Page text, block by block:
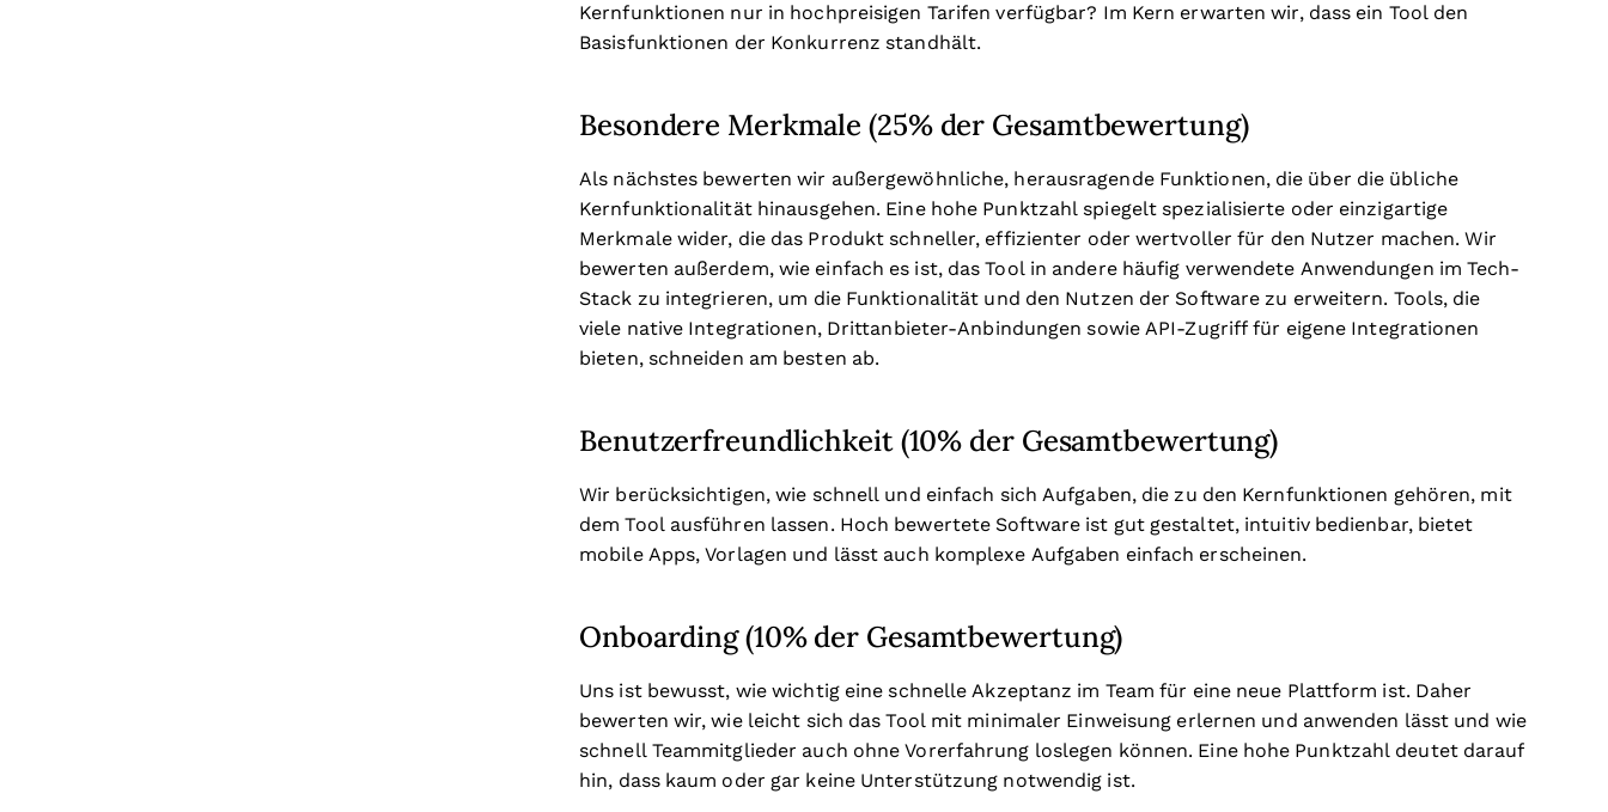
Kernfunktionen nur in hochpreisigen Tarifen verfügbar? Im Kern erwarten wir, dass ein Tool den
Basisfunktionen der Konkurrenz standhält.
Besondere Merkmale (25% der Gesamtbewertung)
Als nächstes bewerten wir außergewöhnliche, herausragende Funktionen, die über die übliche
Kernfunktionalität hinausgehen. Eine hohe Punktzahl spiegelt spezialisierte oder einzigartige
Merkmale wider, die das Produkt schneller, effizienter oder wertvoller für den Nutzer machen. Wir
bewerten außerdem, wie einfach es ist, das Tool in andere häufig verwendete Anwendungen im Tech-
Stack zu integrieren, um die Funktionalität und den Nutzen der Software zu erweitern. Tools, die
viele native Integrationen, Drittanbieter-Anbindungen sowie API-Zugriff für eigene Integrationen
bieten, schneiden am besten ab.
Benutzerfreundlichkeit (10% der Gesamtbewertung)
Wir berücksichtigen, wie schnell und einfach sich Aufgaben, die zu den Kernfunktionen gehören, mit
dem Tool ausführen lassen. Hoch bewertete Software ist gut gestaltet, intuitiv bedienbar, bietet
mobile Apps, Vorlagen und lässt auch komplexe Aufgaben einfach erscheinen.
Onboarding (10% der Gesamtbewertung)
Uns ist bewusst, wie wichtig eine schnelle Akzeptanz im Team für eine neue Plattform ist. Daher
bewerten wir, wie leicht sich das Tool mit minimaler Einweisung erlernen und anwenden lässt und wie
schnell Teammitglieder auch ohne Vorerfahrung loslegen können. Eine hohe Punktzahl deutet darauf
hin, dass kaum oder gar keine Unterstützung notwendig ist.